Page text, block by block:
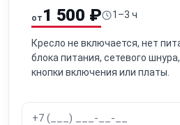
Не работает наклон спинки /
Не работает выдвижение /
Не работает подогрев
Не работает пульт управления
от 1 500 ₽ 1–3 ч
Кресло не включается, нет
блока питания, сетевого
кнопки включения или платы.